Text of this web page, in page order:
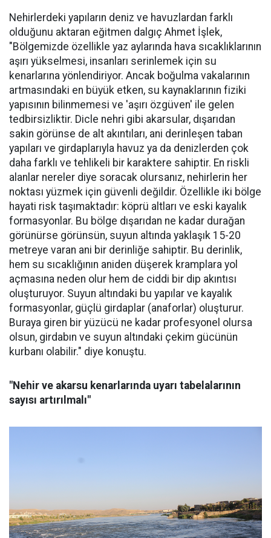
Nehirlerdeki yapıların deniz ve havuzlardan farklı
olduğunu aktaran eğitmen dalgıç Ahmet İşlek,
"Bölgemizde özellikle yaz aylarında hava sıcaklıklarının
aşırı yükselmesi, insanları serinlemek için su
kenarlarına yönlendiriyor. Ancak boğulma vakalarının
artmasındaki en büyük etken, su kaynaklarının fiziki
yapısının bilinmemesi ve 'aşırı özgüven' ile gelen
tedbirsizliktir. Dicle nehri gibi akarsular, dışarıdan
sakin görünse de alt akıntıları, ani derinleşen taban
yapıları ve girdaplarıyla havuz ya da denizlerden çok
daha farklı ve tehlikeli bir karaktere sahiptir. En riskli
alanlar nereler diye soracak olursanız, nehirlerin her
noktası yüzmek için güvenli değildir. Özellikle iki bölge
hayati risk taşımaktadır: köprü altları ve eski kayalık
formasyonlar. Bu bölge dışarıdan ne kadar durağan
görünürse görünsün, suyun altında yaklaşık 15-20
metreye varan ani bir derinliğe sahiptir. Bu derinlik,
hem su sıcaklığının aniden düşerek kramplara yol
açmasına neden olur hem de ciddi bir dip akıntısı
oluşturuyor. Suyun altındaki bu yapılar ve kayalık
formasyonlar, güçlü girdaplar (anaforlar) oluşturur.
Buraya giren bir yüzücü ne kadar profesyonel olursa
olsun, girdabın ve suyun altındaki çekim gücünün
kurbanı olabilir." diye konuştu.
"Nehir ve akarsu kenarlarında uyarı tabelalarının
sayısı artırılmalı"